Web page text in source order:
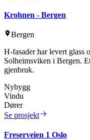
Krohnen - Bergen
Bergen
H-fasader har levert glass
Solheimsviken i Bergen.
gjenbruk.
Nybygg
Vindu
Dører
Se prosjekt
Freserveien 1 Oslo